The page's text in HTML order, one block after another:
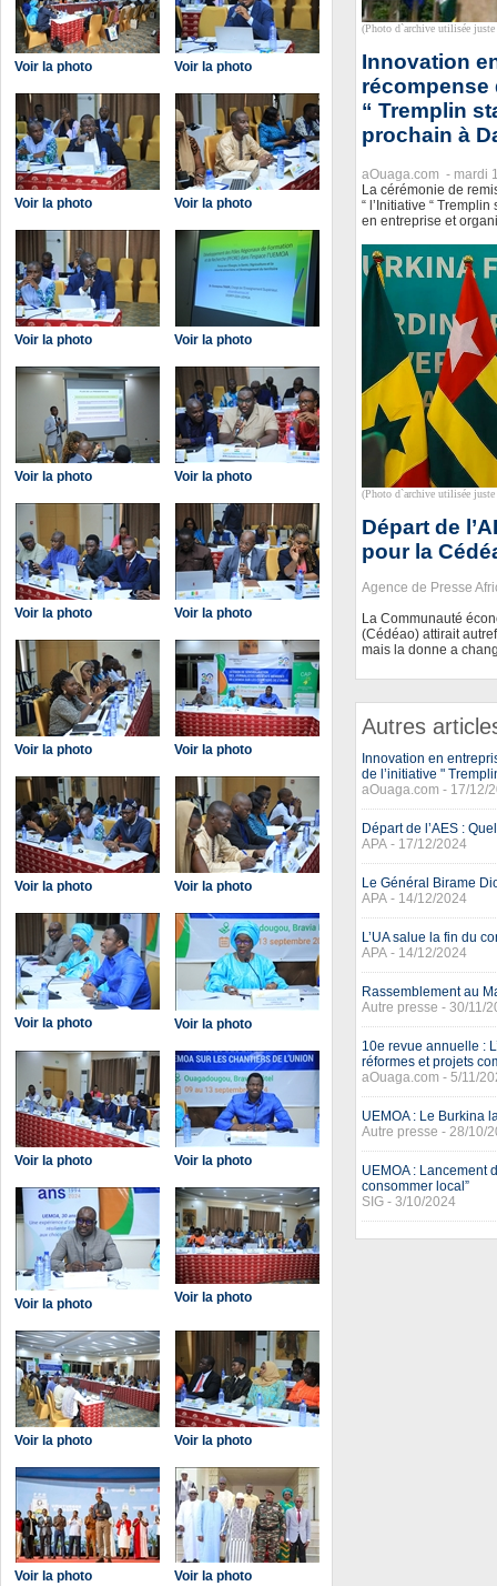
Voir la photo Voir la photo
Voir la photo Voir la photo
Voir la photo Voir la photo
Voir la photo Voir la photo
Voir la photo Voir la photo
Voir la photo Voir la photo
Voir la photo Voir la photo
Voir la photo Voir la photo
Voir la photo Voir la photo
Voir la photo Voir la photo
Voir la photo Voir la photo
Voir la photo Voir la photo
(Photo d`archive utilisée
Innovation
récompense
“ Tremplin
prochain à
aOuaga.com - mardi
La cérémonie de
“ l’Initiative “
en entreprise et
(Photo d`archive utilisée
Départ de
pour la
Agence de Presse
La Communauté
(Cédéao) attirait
mais la donne a
Autres
Innovation en
de l’initiative "
aOuaga.com - 17/12/
Départ de l’AES :
APA - 17/12/2024
Le Général Birame
APA - 14/12/2024
L’UA salue la fin du
APA - 14/12/2024
Rassemblement au
Autre presse - 30/11/
10e revue annuelle :
réformes et projets
aOuaga.com - 5/11/
UEMOA : Le Burkina
Autre presse - 28/10/
UEMOA : Lancement
consommer local”
SIG - 3/10/2024